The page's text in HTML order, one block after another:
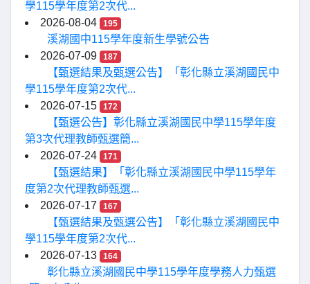
學115學年度第2次代...
2026-08-04
195
溪湖國中115學年度新生學號公告
2026-07-09
187
【甄選結果及甄選公告】「彰化縣立溪湖國民中
學115學年度第2次代...
2026-07-15
172
【甄選公告】彰化縣立溪湖國民中學115學年度
第3次代理教師甄選簡...
2026-07-24
171
【甄選結果】「彰化縣立溪湖國民中學115學年
度第2次代理教師甄選...
2026-07-17
167
【甄選結果及甄選公告】「彰化縣立溪湖國民中
學115學年度第2次代...
2026-07-13
164
彰化縣立溪湖國民中學115學年度學務人力甄選